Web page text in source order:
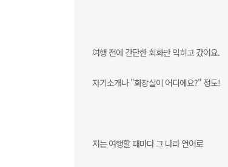
여행 전에 간단한 회화만 익히고 갔어요.
자기소개나 "화장실이 어디에요?" 정도!
저는 여행할 때마다 그 나라 언어로